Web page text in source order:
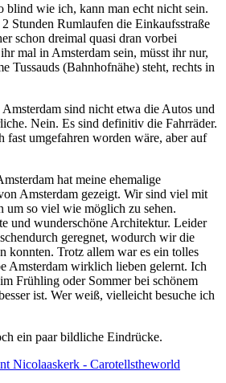
blind wie ich, kann man echt nicht sein.
Stunden Rumlaufen die Einkaufsstraße
schon dreimal quasi dran vorbei
mal in Amsterdam sein, müsst ihr nur,
Tussauds (Bahnhofnähe) steht, rechts in
sind nicht etwa die Autos und
Nein. Es sind definitiv die Fahrräder.
umgefahren worden wäre, aber auf
hat meine ehemalige
Amsterdam gezeigt. Wir sind viel mit
um so viel wie möglich zu sehen.
und wunderschöne Architektur. Leider
geregnet, wodurch wir die
konnten. Trotz allem war es ein tolles
Amsterdam wirklich lieben gelernt. Ich
Frühling oder Sommer bei schönem
ist. Wer weiß, vielleicht besuche ich
ein paar bildliche Eindrücke.